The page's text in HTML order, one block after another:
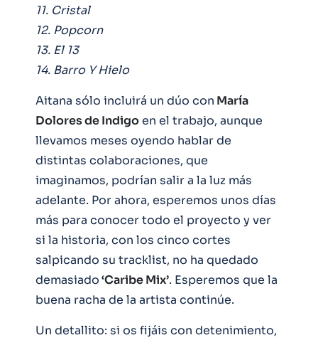
11. Cristal
12. Popcorn
13. El 13
14. Barro Y Hielo
Aitana sólo incluirá un dúo con María
Dolores de Indigoen el trabajo, aunque
llevamos meses oyendo hablar de
distintas colaboraciones, que
imaginamos, podrían salir a la luz más
adelante. Por ahora, esperemos unos días
más para conocer todo el proyecto y ver
si la historia, con los cinco cortes
salpicando su tracklist, no ha quedado
demasiado‘Caribe Mix’. Esperemos que la
buena racha de la artista continúe.
Un detallito: si os fijáis con detenimiento,